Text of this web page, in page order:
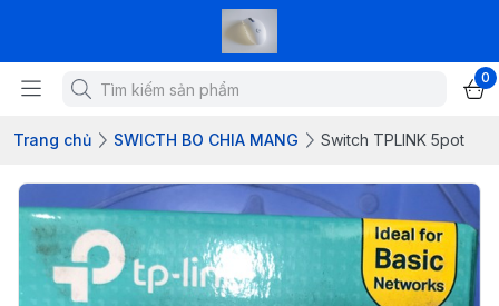
0
Trang chủ SWICTH BO CHIA MANG Switch TPLINK 5pot